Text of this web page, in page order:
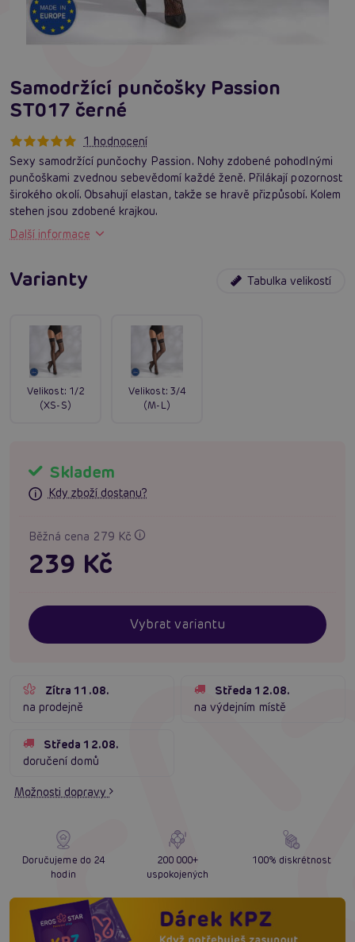
Samodržící punčošky Passion
ST017 černé
1 hodnocení
Sexy samodržící punčochy Passion. Nohy zdobené pohodlnými
punčoškami zvednou sebevědomí každé ženě. Přilákají pozornost
širokého okolí. Obsahují elastan, takže se hravě přizpůsobí. Kolem
stehen jsou zdobené krajkou.
Další informace
Varianty Tabulka velikostí
Velikost: 1/2
(XS-S)
Velikost: 3/4
(M-L)
Skladem
Kdy zboží dostanu?
Běžná cena 279 Kč
239 Kč
Vybrat variantu
Zítra 11.08.
na prodejně
Středa 12.08.
na výdejním místě
Středa 12.08.
doručení domů
Možnosti dopravy
Doručujeme do 24
hodin
200 000+
uspokojených
100% diskrétnost